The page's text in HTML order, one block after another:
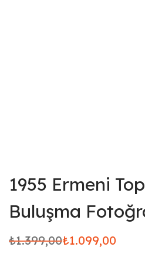
1955 Ermeni
Buluşma
₺1.399,00
Orijinal
₺1.099,00
Şu andaki